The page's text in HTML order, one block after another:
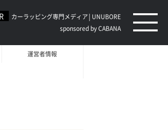
カーラッピング専門メディア│UNUBORE
sponsored by CABANA
運営者情報